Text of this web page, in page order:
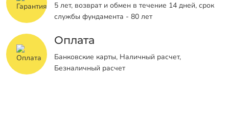
5 лет, возврат и обмен в течение 14 дней, срок
службы фундамента - 80 лет
Оплата
Банковские карты, Наличный расчет,
Безналичный расчет